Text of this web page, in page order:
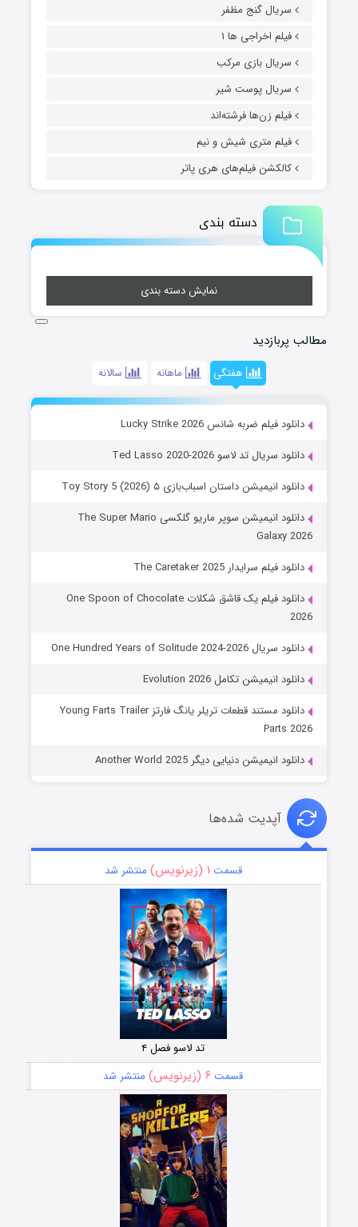
سریال گنج مظفر
فیلم اخراجی ها ۱
سریال بازی مرکب
سریال پوست شیر
فیلم زن‌ها فرشته‌اند
فیلم متری شیش و نیم
کالکشن فیلم‌های هری پاتر
دسته بندی
نمایش دسته بندی
مطالب پربازدید
هفتگی ماهانه سالانه
دانلود فیلم ضربه شانس Lucky Strike 2026
دانلود سریال تد لاسو Ted Lasso 2020-2026
دانلود انیمیشن داستان اسباب‌بازی ۵ Toy Story 5 (2026)
دانلود انیمیشن سوپر ماریو گلکسی The Super Mario
Galaxy 2026
دانلود فیلم سرایدار The Caretaker 2025
دانلود فیلم یک قاشق شکلات One Spoon of Chocolate
2026
دانلود سریال One Hundred Years of Solitude 2024-2026
دانلود انیمیشن تکامل Evolution 2026
دانلود مستند قطعات تریلر یانگ فارتز Young Farts Trailer
Parts 2026
دانلود انیمیشن دنیایی دیگر Another World 2025
آپدیت شده‌ها
قسمت ۱ (زیرنویس) منتشر شد
تد لاسو فصل ۴
قسمت ۶ (زیرنویس) منتشر شد